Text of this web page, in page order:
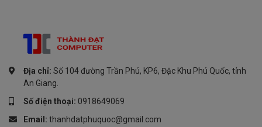
Địa chỉ: Số 104 đường Trần Phú, KP6, Đặc Khu Phú Quốc, tỉnh
An Giang.
Số điện thoại: 0918649069
Email: thanhdatphuquoc@gmail.com